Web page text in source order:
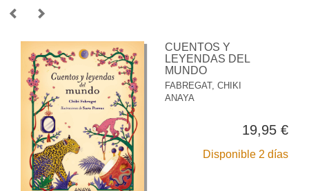
CUENTOS Y
LEYENDAS DEL
MUNDO
FABREGAT, CHIKI
ANAYA
19,95 €
Disponible 2 días